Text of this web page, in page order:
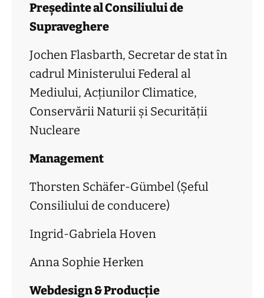
Președinte al Consiliului de
Supraveghere
Jochen Flasbarth, Secretar de stat în
cadrul Ministerului Federal al
Mediului, Acțiunilor Climatice,
Conservării Naturii și Securității
Nucleare
Management
Thorsten Schäfer-Gümbel (Șeful
Consiliului de conducere)
Ingrid-Gabriela Hoven
Anna Sophie Herken
Webdesign & Producție